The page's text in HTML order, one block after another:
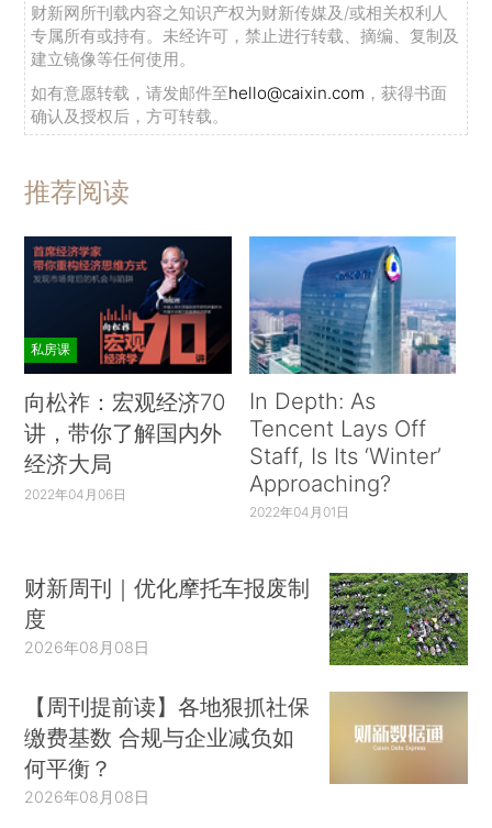
财新网所刊载内容之知识产权为财新传媒及/或相关权利人
专属所有或持有。未经许可，禁止进行转载、摘编、复制及
建立镜像等任何使用。
如有意愿转载，请发邮件至hello@caixin.com ，获得书面
确认及授权后，方可转载。
推荐阅读
私房课
向松祚：宏观经济70
讲，带你了解国内外
经济大局
2022年04月06日
In Depth: As
Tencent Lays Off
Staff, Is Its ‘Winter’
Approaching?
2022年04月01日
财新周刊｜优化摩托车报废制
度
2026年08月08日
【周刊提前读】各地狠抓社保
缴费基数 合规与企业减负如
何平衡？
2026年08月08日